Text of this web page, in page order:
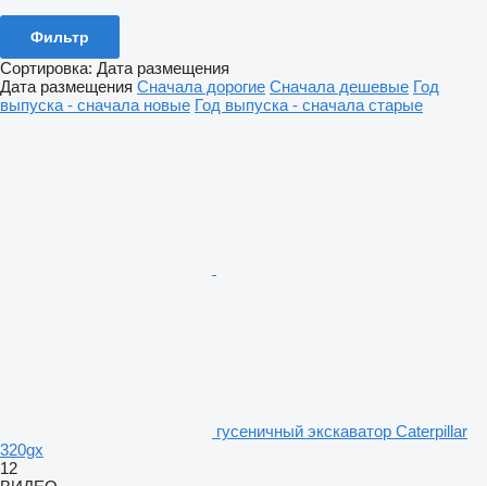
Фильтр
Сортировка: Дата размещения
Дата размещения Сначала дорогие Сначала дешевые Год
выпуска - сначала новые Год выпуска - сначала старые
гусеничный экскаватор Caterpillar
320gx
12